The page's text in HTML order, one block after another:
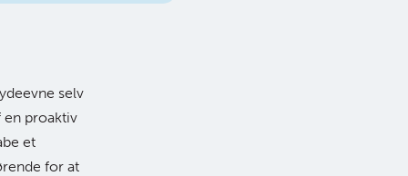
selv
proaktiv
et
for at